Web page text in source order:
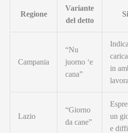
Regione
Variante
del detto
Campania
“Nu
juorno ‘e
cana”
in
Lazio
“Giorno
da cane”
un
e